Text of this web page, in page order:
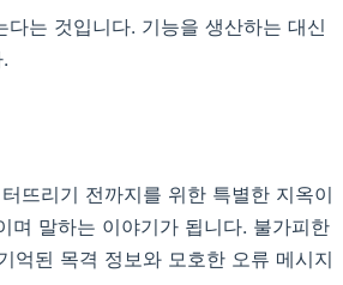
는 것입니다. 기능을 생산하는 대신
뜨리기 전까지를 위한 특별한 지옥이
며 말하는 이야기가 됩니다. 불가피한
된 목격 정보와 모호한 오류 메시지